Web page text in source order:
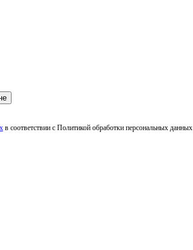
в соответствии с Политикой обработки персональных данных